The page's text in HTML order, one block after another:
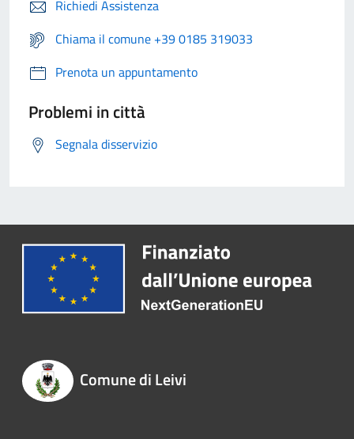
Richiedi Assistenza
Chiama il comune +39 0185 319033
Prenota un appuntamento
Problemi in città
Segnala disservizio
Comune di Leivi